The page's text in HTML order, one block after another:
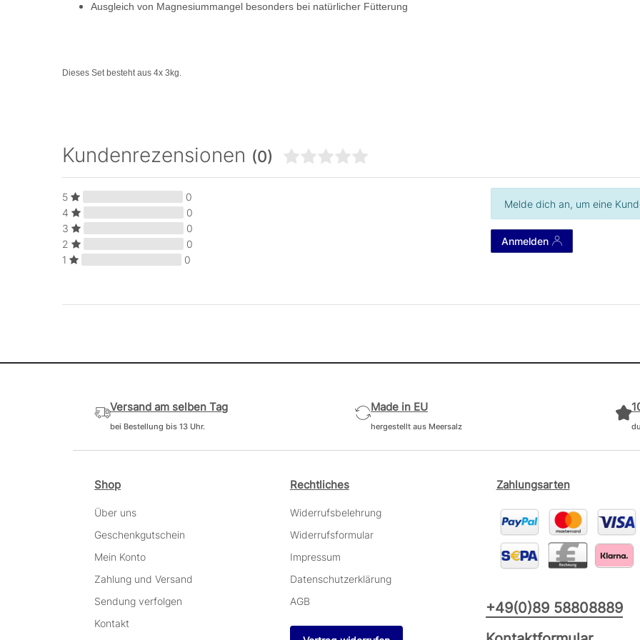
Ausgleich von Magnesiummangel besonders bei natürlicher Fütterung
Dieses Set besteht aus 4x 3kg.
Kundenrezensionen (0)
5
0
4
0
3
0
2
0
1
0
Melde dich an, um eine
Anmelden
Versand am selben Tag
bei Bestellung bis 13 Uhr.
Made in EU
hergestellt aus Meersalz
Shop
Über uns
Geschenkgutschein
Mein Konto
Zahlung und Versand
Sendung verfolgen
Kontakt
Rechtliches
Widerrufsbelehrung
Widerrufsformular
Impressum
Datenschutzerklärung
AGB
Zahlungsarten
+49(0)89 58808889